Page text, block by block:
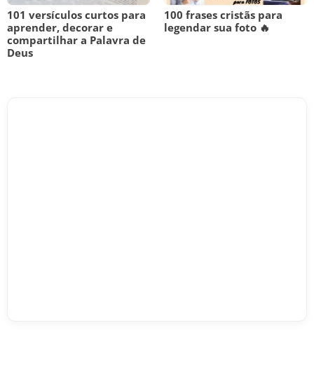
101 versículos curtos para
aprender, decorar e
compartilhar a Palavra de
Deus
100 frases cristãs para
legendar sua foto 🔥